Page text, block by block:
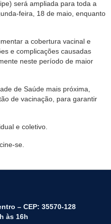
será ampliada para toda a
feira, 18 de maio, enquanto
a cobertura vacinal e
e complicações causadas
neste período de maior
de Saúde mais próxima,
de vacinação, para garantir
e coletivo.
se.
– CEP: 35570-128
às 16h